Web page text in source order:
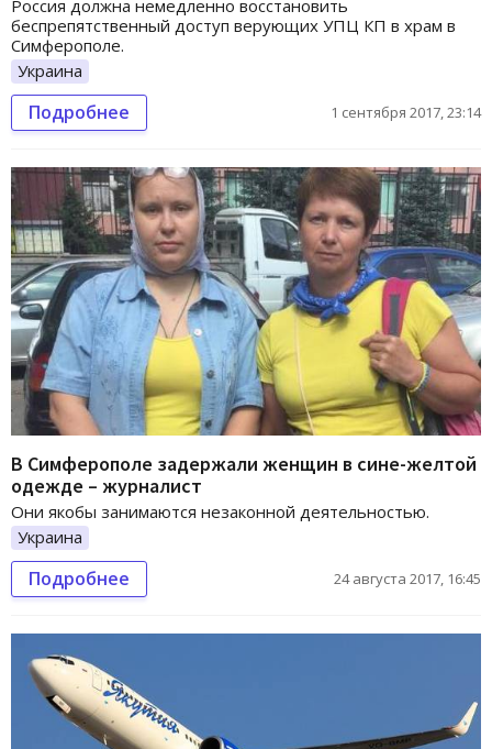
Россия должна немедленно восстановить
беспрепятственный доступ верующих УПЦ КП в храм в
Симферополе.
Украина
Подробнее 1 сентября 2017, 23:14
В Симферополе задержали женщин в сине-желтой
одежде – журналист
Они якобы занимаются незаконной деятельностью.
Украина
Подробнее 24 августа 2017, 16:45